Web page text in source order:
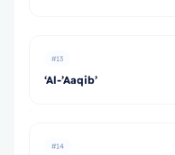
#13
‘Al-’Aaqib’
#14